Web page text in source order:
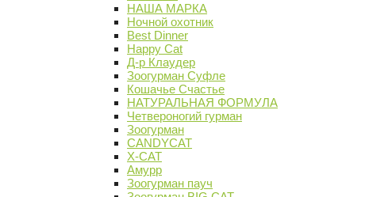
НАША МАРКА
Ночной охотник
Best Dinner
Happy Cat
Д-р Клаудер
Зоогурман Суфле
Кошачье Счастье
НАТУРАЛЬНАЯ ФОРМУЛА
Четвероногий гурман
Зоогурман
CANDYCAT
X-CAT
Амурр
Зоогурман пауч